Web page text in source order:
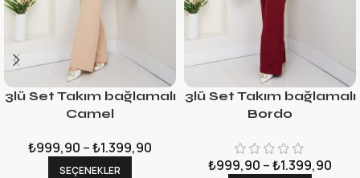
3lü Set Takım bağlamalı
Camel
₺999,90 –₺1.399,90
SEÇENEKLER
3lü Set Takım bağlamalı
Bordo
₺999,90 –₺1.399,90